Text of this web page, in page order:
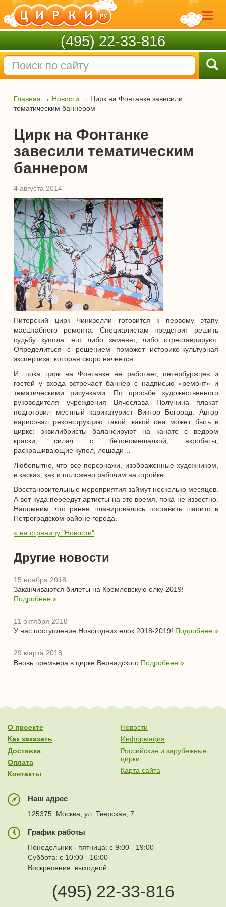
(495) 22-33-816
Главная → Новости → Цирк на Фонтанке завесили
тематическим баннером
Цирк на Фонтанке
завесили тематическим
баннером
4 августа 2014
Питерский цирк Чинизелли готовится к первому этапу
масштабного ремонта. Специалистам предстоит решить
судьбу купола: его либо заменят, либо отреставрируют.
Определиться с решением поможет историко-культурная
экспертиза, которая скоро начнется.
И, пока цирк на Фонтанке не работает, петербуржцев и
гостей у входа встречает баннер с надписью «ремонт» и
тематическими рисунками. По просьбе художественного
руководителя учреждения Вячеслава Полунина плакат
подготовил местный карикатурист Виктор Богорад. Автор
нарисовал реконструкцию такой, какой она может быть в
цирке: эквилибристы балансируют на канате с ведром
краски, силач с бетономешалкой, акробаты,
раскрашивающие купол, лошади…
Любопытно, что все персонажи, изображенные художником,
в касках, как и положено рабочим на стройке.
Восстановительные мероприятия займут несколько месяцев.
А вот куда переедут артисты на это время, пока не известно.
Напомним, что ранее планировалось поставить шапито в
Петроградском районе города.
« на страницу "Новости"
Другие новости
15 ноября 2018
Заканчиваются билеты на Кремлевскую елку 2019!
Подробнее »
11 октября 2018
У нас поступление Новогодних елок 2018-2019! Подробнее »
29 марта 2018
Вновь премьера в цирке Вернадского Подробнее »
О проекте
Как заказать
Доставка
Оплата
Контакты
Новости
Информация
Российские и зарубежные
цирки
Карта сайта
Наш адрес
125375, Москва, ул. Тверская, 7
График работы
Понедельник - пятница: с 9:00 - 19:00
Суббота: с 10:00 - 16:00
Воскресение: выходной
(495) 22-33-816